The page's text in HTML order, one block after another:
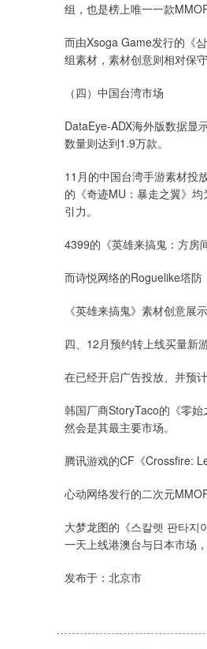
组，也是榜上唯一一款
而由Xsoga Game发行的《
组素材，素材创意则相对保
（四）中国台湾市场
DataEye-ADX海外版数据显
数量则达到1.9万款。
11月的中国台湾手游素材投
的《奇迹MU：暴走之翼》
引力。
4399的《英雄来搞鬼：方房
而诗悦网络的Roguelike塔防
《英雄来搞鬼》素材创意展示
四、12月预约转上线买量新
在已经开启广告投放、并预
韩国厂商StoryTaco的《零
然会是其最主要市场。
腾讯游戏的CF《Crossfire:
心动网络发行的二次元
大梦龙图的《스칼렛 판타지
一天上线港澳台与日本市场
发布于：北京市